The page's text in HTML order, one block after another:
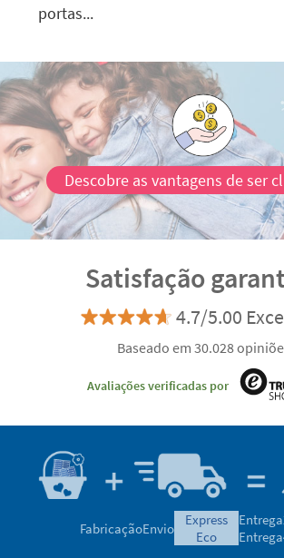
portas...
Descobre as vantagens de ser
Satisfação
4.7/5.00
Baseado em 30.028
Avaliações verificadas por
FabricaçãoEnvio
express
eco
Entrega
Entrega